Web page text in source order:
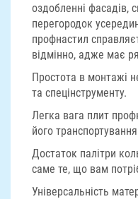
оздобленні фасадів,
перегородок
профнастил
відмінно, адже має
Простота в монтажі
та спецінструменту.
Легка вага плит
його
Достаток палітри
саме те, що вам
Універсальність